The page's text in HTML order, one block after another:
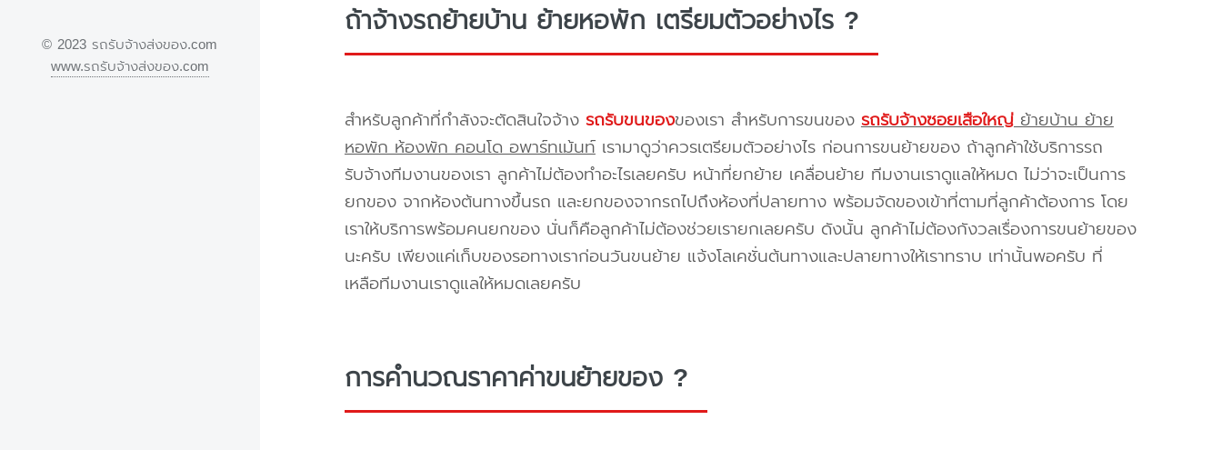
ถ้าจ้างรถย้ายบ้าน ย้ายหอพัก เตรียมตัวอย่างไร ?
สำหรับลูกค้าที่กำลังจะตัดสินใจจ้าง รถรับขนของของเรา สำหรับการขนของ รถรับจ้างซอยเสือใหญ่ย้ายบ้าน ย้าย
หอพัก ห้องพัก คอนโด อพาร์ทเม้นท์เรามาดูว่าควรเตรียมตัวอย่างไร ก่อนการขนย้ายของ ถ้าลูกค้าใช้บริการรถ
รับจ้างทีมงานของเรา ลูกค้าไม่ต้องทำอะไรเลยครับ หน้าที่ยกย้าย เคลื่อนย้าย ทีมงานเราดูแลให้หมด ไม่ว่าจะเป็นการ
ยกของ จากห้องต้นทางขึ้นรถ และยกของจากรถไปถึงห้องที่ปลายทาง พร้อมจัดของเข้าที่ตามที่ลูกค้าต้องการ โดย
เราให้บริการพร้อมคนยกของ นั่นก็คือลูกค้าไม่ต้องช่วยเรายกเลยครับ ดังนั้น ลูกค้าไม่ต้องกังวลเรื่องการขนย้ายของ
นะครับ เพียงแค่เก็บของรอทางเราก่อนวันขนย้าย แจ้งโลเคชั่นต้นทางและปลายทางให้เราทราบ เท่านั้นพอครับ ที่
เหลือทีมงานเราดูแลให้หมดเลยครับ
การคำนวณราคาค่าขนย้ายของ ?
© 2023 รถรับจ้างส่งของ.com
www.รถรับจ้างส่งของ.com